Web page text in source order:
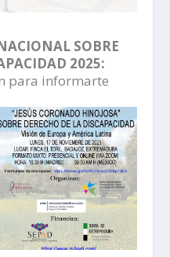
SOBRE
2025:
para informarte